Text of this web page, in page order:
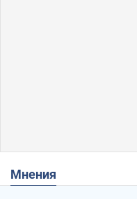
Мнения